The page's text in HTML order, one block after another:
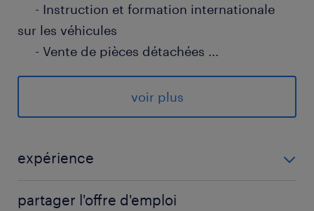
- Instruction et formation internationale
sur les véhicules
- Vente de pièces détachées ...
- Service après-vente
- Entretien et réparations
+ Analyse et optimisation des processus
+ Analyse des besoins des clients,
des différents départements
voir plus
expérience
partager l'offre d'emploi